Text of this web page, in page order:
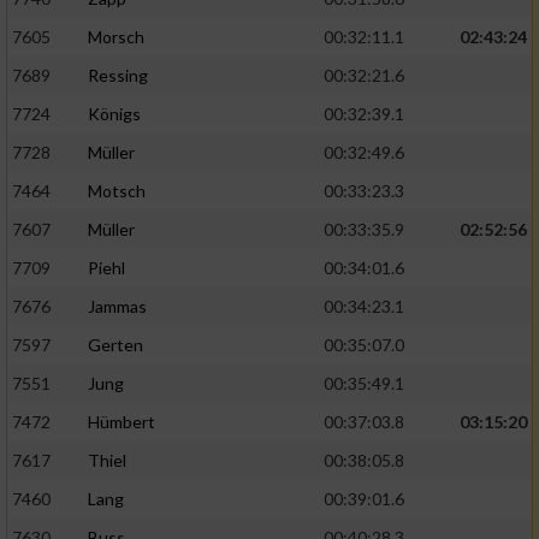
7605
Morsch 00:32:11.1
02:43:24
7689
Ressing
00:32:21.6
7724
Königs
00:32:39.1
7728
Müller
00:32:49.6
7464
Motsch
00:33:23.3
7607
Müller 00:33:35.9
02:52:56
7709
Piehl
00:34:01.6
7676
Jammas
00:34:23.1
7597
Gerten
00:35:07.0
7551
Jung
00:35:49.1
7472
Hümbert 00:37:03.8
03:15:20
7617
Thiel
00:38:05.8
7460
Lang
00:39:01.6
Erstellung von Profilen für personalisierte
Werbung
Verwendung von Profilen zur Auswahl
personalisierter Werbung
Erstellung von Profilen zur Personalisierung
Verwendung von Profilen zur Auswahl
Messung der Werbeleistung
Messung der Performance von Inhalten
Analyse von Zielgruppen durch Statistiken
oder Kombinationen von Daten aus
verschiedenen Quellen